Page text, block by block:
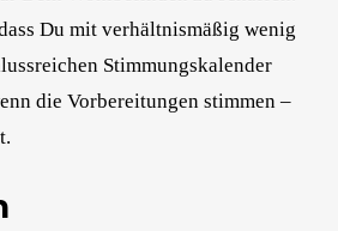
Du mit verhältnismäßig wenig
Stimmungskalender
die Vorbereitungen stimmen –